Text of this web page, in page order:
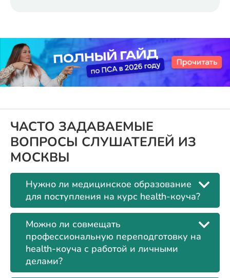
ЧАСТО ЗАДАВАЕМЫЕ
ВОПРОСЫ СЛУШАТЕЛЕЙ ИЗ
МОСКВЫ
Нужно ли медицинское образование
для поступления на курс health-коуча?
Можно ли совмещать
профессиональную переподготовку на
health-коуча с работой и личными
делами?